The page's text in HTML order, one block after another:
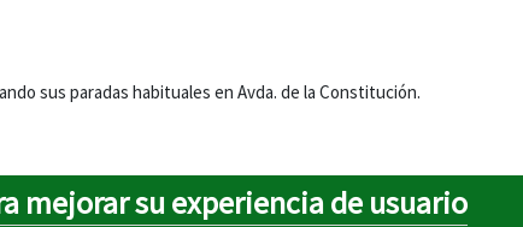
sus paradas habituales en Avda. de la Constitución.
mejorar su experiencia de usuario